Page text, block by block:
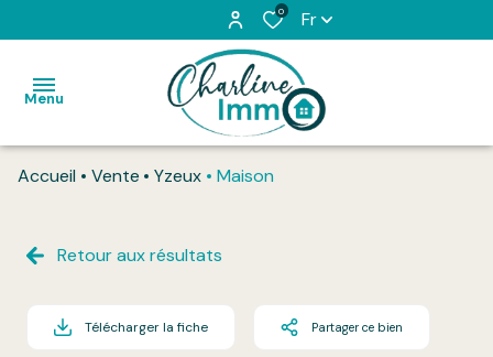
0 Fr
Menu
Acheter
L'équipe
Accueil Vente Yzeux Maison
Retour aux résultats
Télécharger la fiche Partager ce bien